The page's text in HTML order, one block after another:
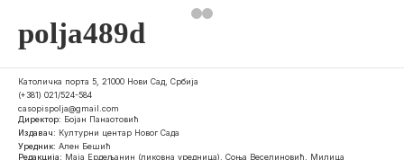
polja489d
Католичка порта 5, 21000 Нови Сад, Србија
(+381) 021/524-584
casopispolja@gmail.com
Директор: Бојан Панаотовић
Издавач: Културни центар Новог Сада
Уредник: Ален Бешић
Редакција: Маја Ердељанин (ликовна уредница), Соња Веселиновић, Милица